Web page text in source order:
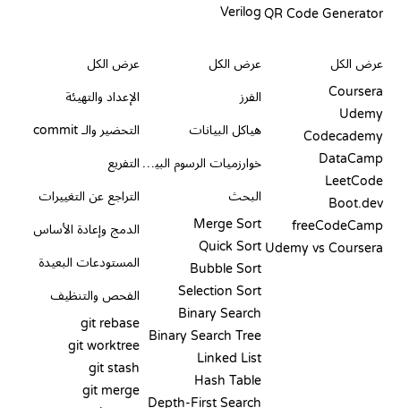
QR Code Generator
Verilog
عرض الكل
Coursera
Udemy
Codecademy
DataCamp
LeetCode
Boot.dev
freeCodeCamp
Udemy vs Coursera
عرض الكل
الفرز
هياكل البيانات
خوارزميات الرسوم البيانية
البحث
Merge Sort
Quick Sort
Bubble Sort
Selection Sort
Binary Search
Binary Search Tree
Linked List
Hash Table
Depth-First Search
عرض الكل
الإعداد والتهيئة
التحضير والـ commit
التفريع
التراجع عن التغييرات
الدمج وإعادة الأساس
المستودعات البعيدة
الفحص والتنظيف
git rebase
git worktree
git stash
git merge